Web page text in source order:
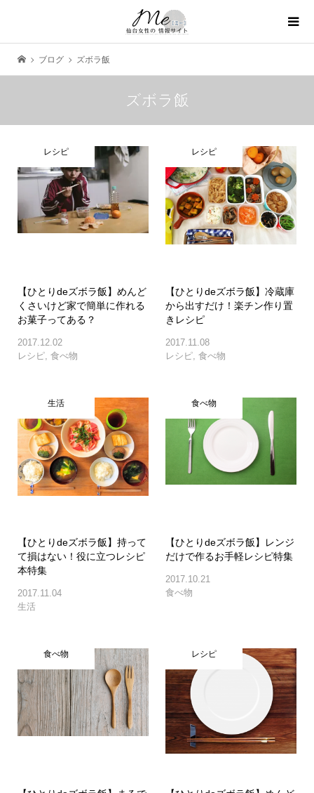
ブログ ズボラ飯
ズボラ飯
レシピ
【ひとりdeズボラ飯】めんど
くさいけど家で簡単に作れる
お菓子ってある？
2017.12.02
レシピ, 食べ物
レシピ
【ひとりdeズボラ飯】冷蔵庫
から出すだけ！楽チン作り置
きレシピ
2017.11.08
レシピ ,食べ物
生活
【ひとりdeズボラ飯】持って
て損はない！役に立つレシピ
本特集
2017.11.04
生活
食べ物
【ひとりdeズボラ飯】レンジ
だけで作るお手軽レシピ特集
2017.10.21
食べ物
食べ物 レシピ